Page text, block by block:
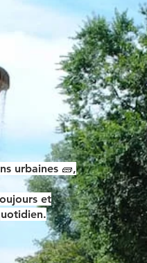
urbaines 🧱,
et